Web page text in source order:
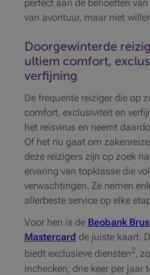
perfect aan de behoeften
van avontuur, maar niet
Doorgewinterde
ultiem comfort,
verfijning
De frequente reiziger die op
comfort, exclusiviteit en
het reisvirus en neemt
Of het nu gaat om
deze reizigers zijn op zoek
ervaring van topklasse die
verwachtingen. Ze nemen
allerbeste service op elke
Voor hen is de Beobank
Mastercard de juiste kaart.
biedt exclusieve diensten2,
inchecken, drie keer per jaar